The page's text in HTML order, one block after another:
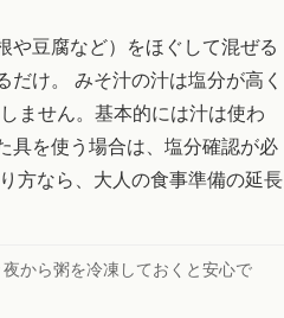
や豆腐など）をほぐして混ぜる
け。 みそ汁の汁は塩分が高く
ません。基本的には汁は使わ
具を使う場合は、塩分確認が必
方なら、大人の食事準備の延長
から粥を冷凍しておくと安心で